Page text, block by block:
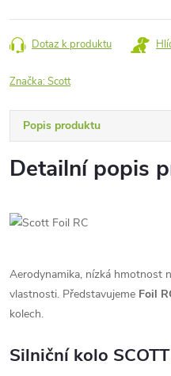
Dotaz k produktu
Značka:Scott
Popis produktu
Detailní popis
Aerodynamika, nízká hmotnost
vlastnosti. Představujeme Foil
kolech.
Silniční kolo